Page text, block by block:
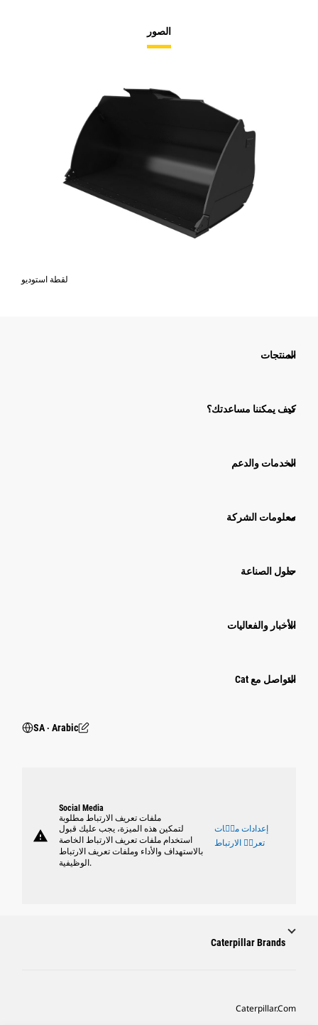
الصور
لقطة استوديو
المنتجات
كيف يمكننا مساعدتك؟
الخدمات والدعم
معلومات الشركة
حلول الصناعة
الأخبار والفعاليات
التواصل مع Cat
SA ‧ Arabic
warning
Social Media
ملفات تعريف الارتباط مطلوبة
لتمكين هذه الميزة، يجب عليك قبول
استخدام ملفات تعريف الارتباط الخاصة
بالاستهداف والأداء وملفات تعريف الارتباط
الوظيفية.
إعدادات ملٝات
تعريٝ الارتباط
Caterpillar Brands
Caterpillar.com